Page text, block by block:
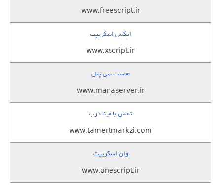
www.freescript.ir
ایکس اسکریپت
www.xscript.ir
هاست سی پنل
www.manaserver.ir
تماس با مینا درب
www.tamertmarkzi.com
وان اسکریپت
www.onescript.ir